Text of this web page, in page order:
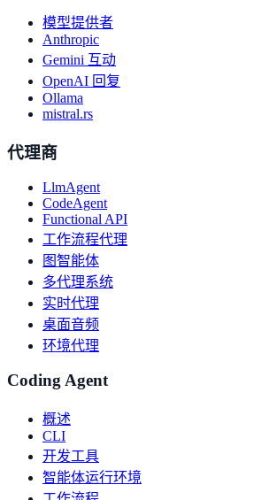
模型提供者
Anthropic
Gemini 互动
OpenAI 回复
Ollama
mistral.rs
代理商
LlmAgent
CodeAgent
Functional API
工作流程代理
图智能体
多代理系统
实时代理
桌面音频
环境代理
Coding Agent
概述
CLI
开发工具
智能体运行环境